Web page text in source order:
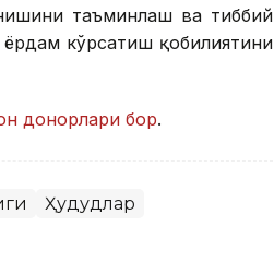
таъминлаш ва тиббий
кўрсатиш қобилиятини
донорлари бор.
Ҳудудлар